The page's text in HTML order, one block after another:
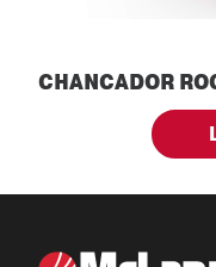
CHANCADOR
Chancador